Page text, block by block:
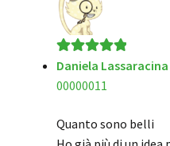
Valorado en5
de 5
Daniela Lassaracina
00000011
Quanto sono belli